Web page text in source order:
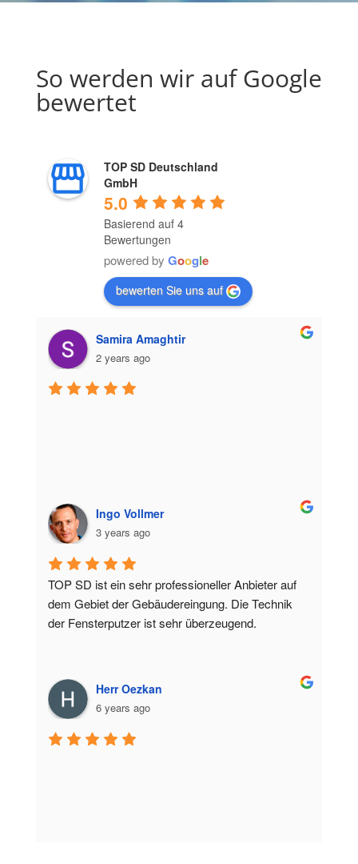
So werden wir auf Google
bewertet
TOP SD Deutschland
GmbH
5.0
Basierend auf 4
Bewertungen
powered by Google
bewerten Sie uns auf
Samira Amaghtir
2 years ago
Ingo Vollmer
3 years ago
TOP SD ist ein sehr professioneller Anbieter auf
dem Gebiet der Gebäudereingung. Die Technik
der Fensterputzer ist sehr überzeugend.
Herr Oezkan
6 years ago